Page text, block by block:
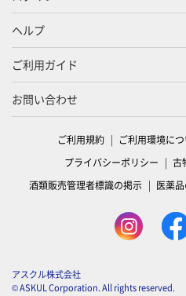
ヘルプ
ご利用ガイド
お問い合わせ
ご利用規約 ご利用環境に
プライバシーポリシー
古
酒類販売管理者標識の掲示
医薬
アスクル株式会社
© ASKUL Corporation. All rights reserved.